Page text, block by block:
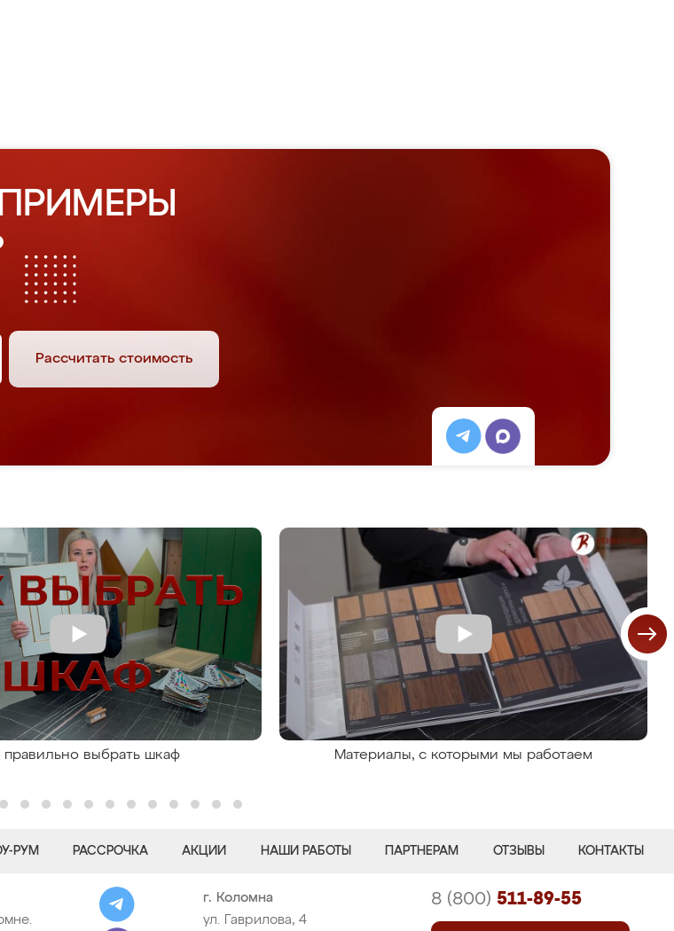
Рассчитать стоимость
правильно выбрать шкаф Материалы, с которыми мы работаем
РУМ РАССРОЧКА АКЦИИ НАШИ РАБОТЫ ПАРТНЕРАМ ОТЗЫВЫ КОНТАКТЫ
г. Коломна
ул. Гаврилова, 4
8 (800) 511-89-55